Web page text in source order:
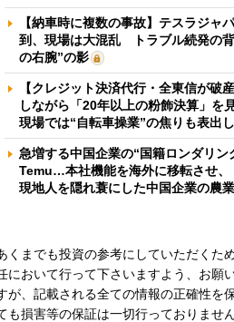
【納車時に複数の事故】テスラジャ
到、現場は大混乱 トラブル続発の
の右腕”の影
【クレジット決済代行・全東信が破
しながら「20年以上の粉飾決算」
現場では“自転車操業”の焦りも表出
急増する中国企業の“国籍ロンダリ
Temu…本社機能を海外に移転させ
現地人を隠れ蓑にした中国企業の農
くまでも投資の参考にしていただくた
において行って下さいますよう、お願
、記載される全ての情報の正確性を
損害等の保証は一切行っておりませ